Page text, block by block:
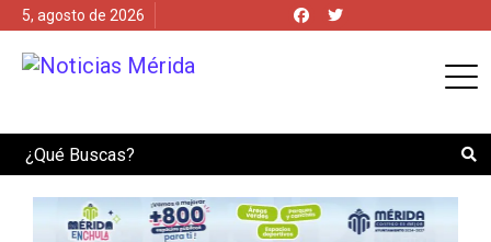
5, agosto de 2026
Search